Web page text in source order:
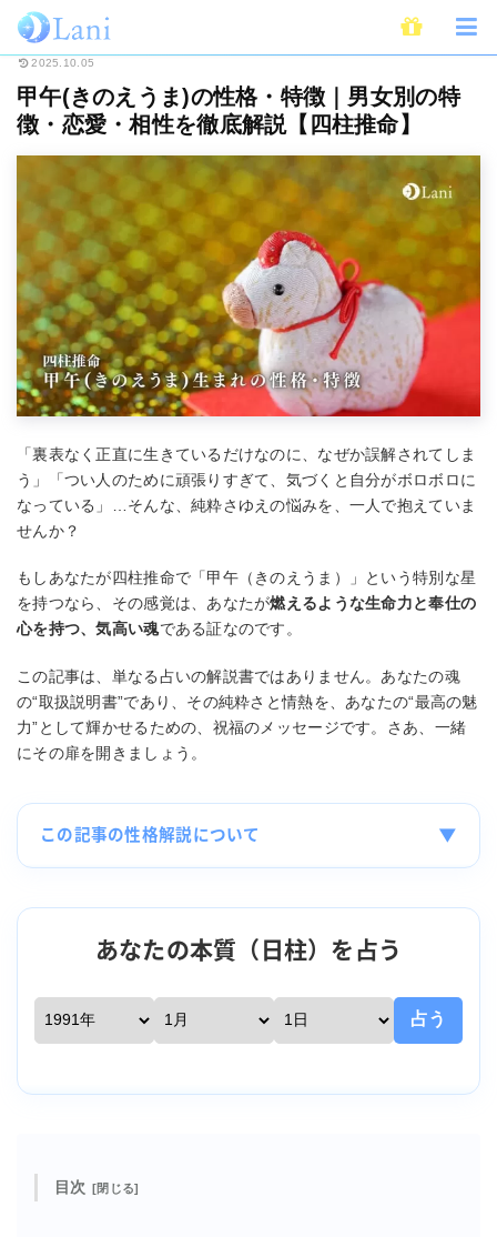
ホーム 占い 甲午(きのえうま)の性格・特徴｜男女別の特徴・
2025.10.05
甲午(きのえうま)の性格・特徴｜男女別の特
徴・恋愛・相性を徹底解説【四柱推命】
「裏表なく正直に生きているだけなのに、なぜか誤解されてしま
う」「つい人のために頑張りすぎて、気づくと自分がボロボロに
なっている」…そんな、純粋さゆえの悩みを、一人で抱えていま
せんか？
もしあなたが四柱推命で「甲午（きのえうま）」という特別な星
を持つなら、その感覚は、あなたが燃えるような生命力と奉仕の
心を持つ、気高い魂である証なのです。
この記事は、単なる占いの解説書ではありません。あなたの魂
の“取扱説明書”であり、その純粋さと情熱を、あなたの“最高の魅
力”として輝かせるための、祝福のメッセージです。さあ、一緒
にその扉を開きましょう。
この記事の性格解説について ▼
あなたの本質（日柱）を占う
占う
目次